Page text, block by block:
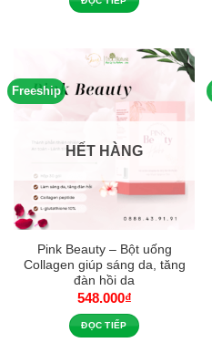
Freeship
HẾT HÀNG
Pink Beauty – Bột uống
Collagen giúp sáng da, tăng
đàn hồi da
548.000₫
ĐỌC TIẾP